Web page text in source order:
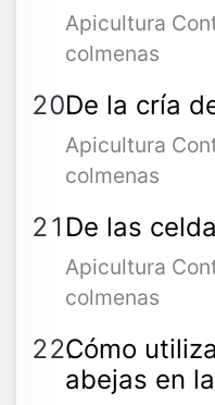
Apicultura
colmenas
De la cría
Apicultura
colmenas
De las
Apicultura
colmenas
Cómo
abejas en